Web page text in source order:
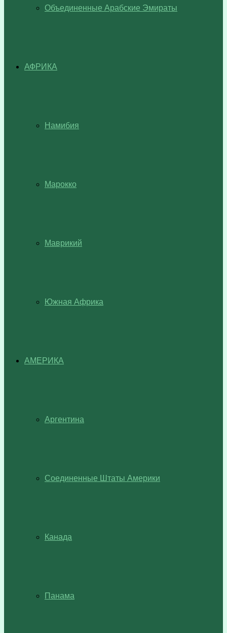
Объединенные Арабские Эмираты
АФРИКА
Намибия
Марокко
Маврикий
Южная Африка
АМЕРИКА
Аргентина
Соединенные Штаты Америки
Канада
Панама